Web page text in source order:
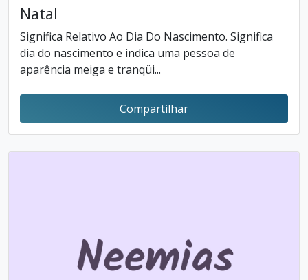
Natal
Significa Relativo Ao Dia Do Nascimento. Significa
dia do nascimento e indica uma pessoa de
aparência meiga e tranqüi...
Compartilhar